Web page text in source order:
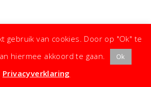
· Kleine moeite, groot effect ·
gebruik van cookies. Door op "Ok" te
hiermee akkoord te gaan.
Ok
Privacyverklaring